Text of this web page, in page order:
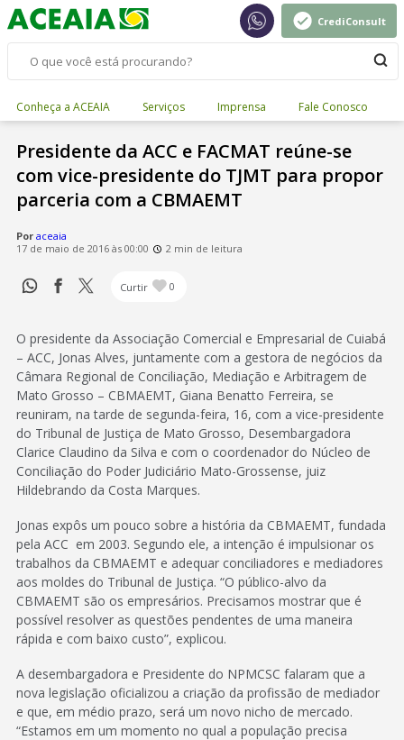
CrediConsult
Conheça a ACEAIA Serviços Imprensa Fale Conosco
Presidente da ACC e FACMAT reúne-se
com vice-presidente do TJMT para propor
parceria com a CBMAEMT
Por aceaia
17 de maio de 2016 às 00:00
2 min de leitura
Curtir 0
O presidente da Associação Comercial e Empresarial de Cuiabá
– ACC, Jonas Alves, juntamente com a gestora de negócios da
Câmara Regional de Conciliação, Mediação e Arbitragem de
Mato Grosso – CBMAEMT, Giana Benatto Ferreira, se
reuniram, na tarde de segunda-feira, 16, com a vice-presidente
do Tribunal de Justiça de Mato Grosso, Desembargadora
Clarice Claudino da Silva e com o coordenador do Núcleo de
Conciliação do Poder Judiciário Mato-Grossense, juiz
Hildebrando da Costa Marques.
Jonas expôs um pouco sobre a história da CBMAEMT, fundada
pela ACC em 2003. Segundo ele, a intenção é impulsionar os
trabalhos da CBMAEMT e adequar conciliadores e mediadores
aos moldes do Tribunal de Justiça. “O público-alvo da
CBMAEMT são os empresários. Precisamos mostrar que é
possível resolver as questões pendentes de uma maneira
rápida e com baixo custo”, explicou.
A desembargadora e Presidente do NPMCSC falaram que a
nova legislação oficializou a criação da profissão de mediador
e que, em médio prazo, será um novo nicho de mercado.
“Estamos em um momento no qual a população precisa